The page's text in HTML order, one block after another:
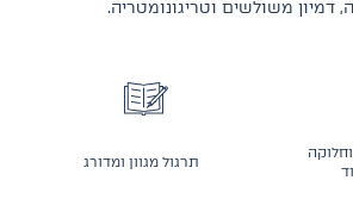
דמיון משולשים וטריגונומטריה.
תרגול מגוון ומדורג